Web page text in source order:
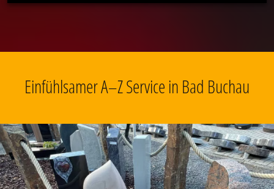
Einfühlsamer A–Z Service in Bad Buchau